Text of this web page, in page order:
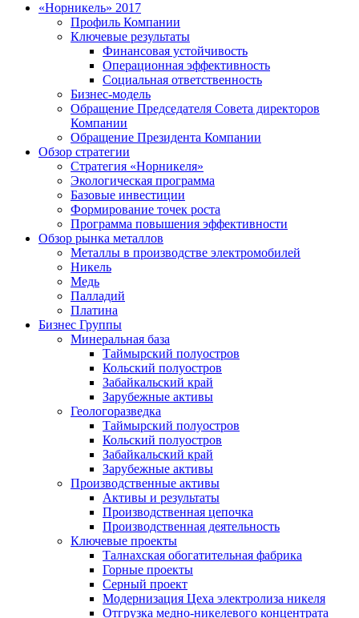
«Норникель» 2017
Профиль Компании
Ключевые результаты
Финансовая устойчивость
Операционная эффективность
Социальная ответственность
Бизнес-модель
Обращение Председателя Совета директоров
Компании
Обращение Президента Компании
Обзор стратегии
Стратегия «Норникеля»
Экологическая программа
Базовые инвестиции
Формирование точек роста
Программа повышения эффективности
Обзор рынка металлов
Металлы в производстве электромобилей
Никель
Медь
Палладий
Платина
Бизнес Группы
Минеральная база
Таймырский полуостров
Кольский полуостров
Забайкальский край
Зарубежные активы
Геологоразведка
Таймырский полуостров
Кольский полуостров
Забайкальский край
Зарубежные активы
Производственные активы
Активы и результаты
Производственная цепочка
Производственная деятельность
Ключевые проекты
Талнахская обогатительная фабрика
Горные проекты
Серный проект
Модернизация Цеха электролиза никеля
Отгрузка медно-никелевого концентрата